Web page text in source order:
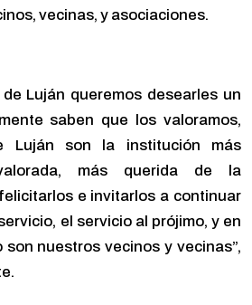
vecinas, y asociaciones.
Luján queremos desearles un
saben que los valoramos,
Luján son la institución más
más querida de la
e invitarlos a continuar
el servicio al prójimo, y en
nuestros vecinos y vecinas”,